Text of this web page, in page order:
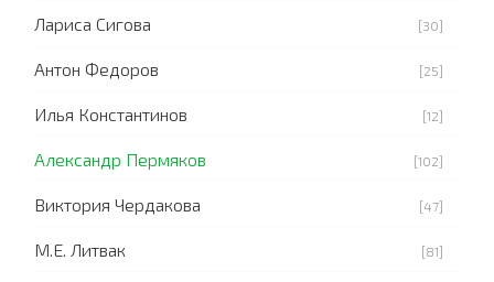
Лариса Сигова [30]
Антон Федоров [25]
Илья Константинов [12]
Александр Пермяков [102]
Виктория Чердакова [47]
М.Е. Литвак [81]